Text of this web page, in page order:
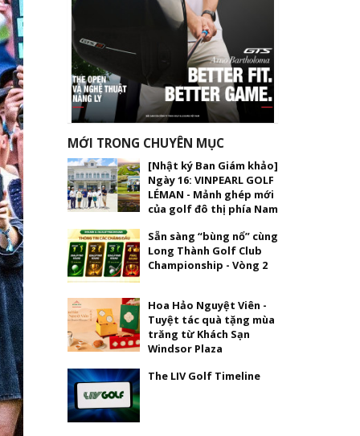
MỚI TRONG CHUYÊN MỤC
[Nhật ký Ban Giám khảo]
Ngày 16: VINPEARL GOLF
LÉMAN - Mảnh ghép mới
của golf đô thị phía Nam
Sẵn sàng “bùng nổ” cùng
Long Thành Golf Club
Championship - Vòng 2
Hoa Hảo Nguyệt Viên -
Tuyệt tác quà tặng mùa
trăng từ Khách Sạn
Windsor Plaza
The LIV Golf Timeline